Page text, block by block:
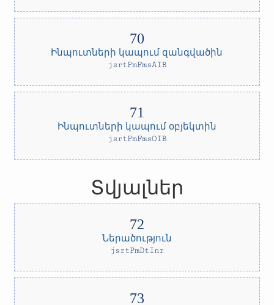
Ինպուտների կապում զանգվածին
jsrtPmFmsAIB
Ինպուտների կապում օբյեկտին
jsrtPmFmsOIB
Տվյալներ
Ներածություն
jsrtPmDtInr